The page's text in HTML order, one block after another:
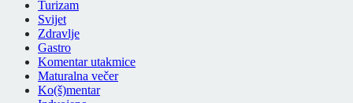
Turizam
Svijet
Zdravlje
Gastro
Komentar utakmice
Maturalna večer
Ko(š)mentar